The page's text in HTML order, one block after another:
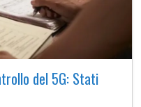
del 5G: Stati